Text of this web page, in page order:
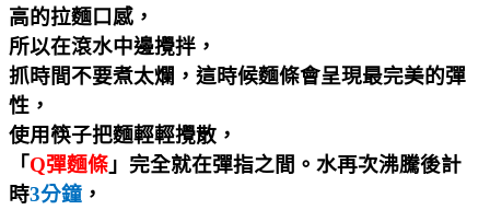
高的拉麵口感，
所以在滾水中邊攪拌，
抓時間不要煮太爛，這時候麵條會呈現最完美的彈
性，
使用筷子把麵輕輕攪散，
「 Q彈麵條 」完全就在彈指之間。水再次沸騰後計
時3分鐘 ，